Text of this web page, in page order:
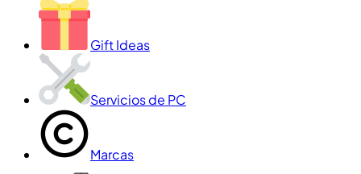
Gift Ideas
Servicios de PC
Marcas